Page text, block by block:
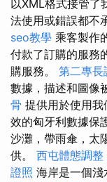
以XML格式接管了
法使用或錯誤都不
seo教學 乘客製作
付款了訂購的服務
購服務。 第二專長
數據，描述和圖像
骨 提供用於使用
效的匈牙利數據保
沙灘，帶雨傘，太
供。 西屯體態調整
證照 海岸是一個淺